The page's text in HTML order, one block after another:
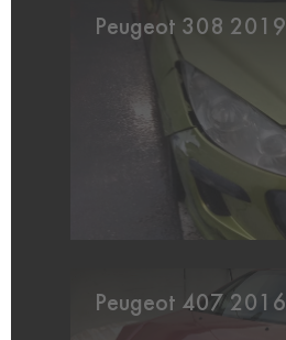
Peugeot 308 2019
Peugeot 407 2016